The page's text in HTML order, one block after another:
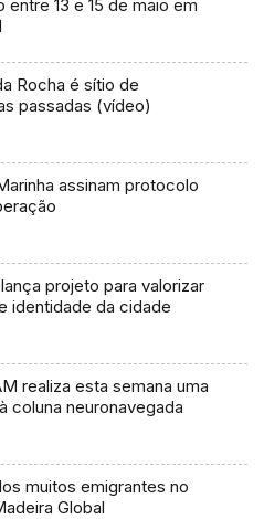
entre 13 e 15 de maio em
Rocha é sítio de
passadas (vídeo)
assinam protocolo
projeto para valorizar
identidade da cidade
realiza esta semana uma
coluna neuronavegada
muitos emigrantes no
Global